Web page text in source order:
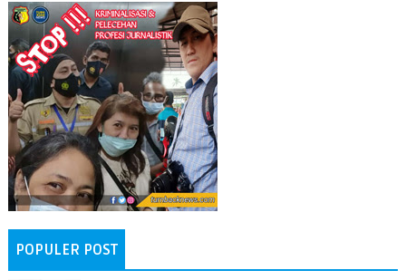
POPULER POST